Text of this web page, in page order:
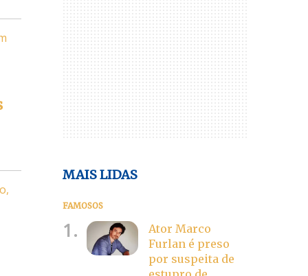
MAIS LIDAS
FAMOSOS
1.
Ator Marco
Furlan é preso
por suspeita de